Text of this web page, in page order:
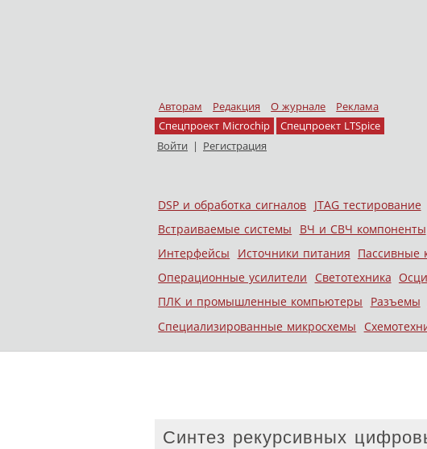
Авторам Редакция О журнале
Реклама
Спецпроект Microchip
Спецпроект LTSpice
Войти | Регистрация
Меню
Skip to content
DSP и обработка сигналов JTAG тестирование
Встраиваемые системы
ВЧ и СВЧ компоненты
Интерфейсы
Источники питания Пассивные
Операционные усилители
Светотехника
ПЛК и промышленные компьютеры
Разъемы
Специализированные микросхемы
Синтез рекурсивных